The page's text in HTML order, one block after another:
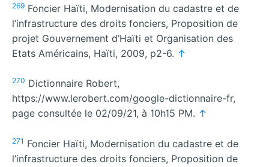
269 Foncier Haïti, Modernisation du cadastre et de
l’infrastructure des droits fonciers, Proposition de
projet Gouvernement d’Haïti et Organisation des
Etats Américains, Haïti, 2009, p2-6. ↑
270 Dictionnaire Robert,
https://www.lerobert.com/google-dictionnaire-fr,
page consultée le 02/09/21, à 10h15 PM. ↑
271 Foncier Haïti, Modernisation du cadastre et de
l’infrastructure des droits fonciers, Proposition de